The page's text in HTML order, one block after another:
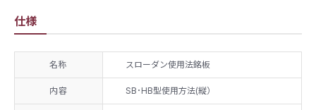
仕様
名称 スローダン使用法銘板
内容 SB･HB型使用方法(縦）